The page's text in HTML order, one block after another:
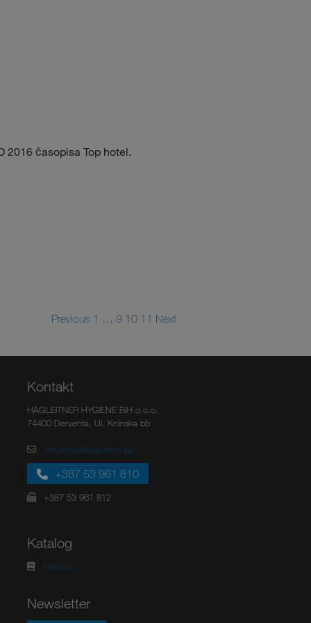
2016 časopisa Top hotel.
Previous 1 … 9 10 11 Next
Kontakt
HAGLEITNER HYGIENE BiH d.o.o.
74400 Derventa, Ul. Kninska bb
derventa@hagleitner.ba
+387 53 961 810
+387 53 961 812
Katalog
Katalog
Newsletter